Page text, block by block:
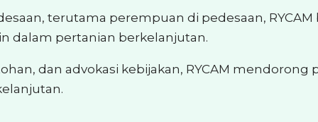
terutama perempuan di pedesaan, RYCAM
dalam pertanian berkelanjutan.
dan advokasi kebijakan, RYCAM mendorong